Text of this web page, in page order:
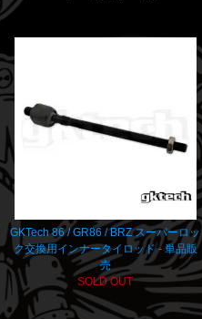
GKTech 86 / GR86 / BRZ スーパーロッ
ク交換用インナータイロッド - 単品販
売
SOLD OUT